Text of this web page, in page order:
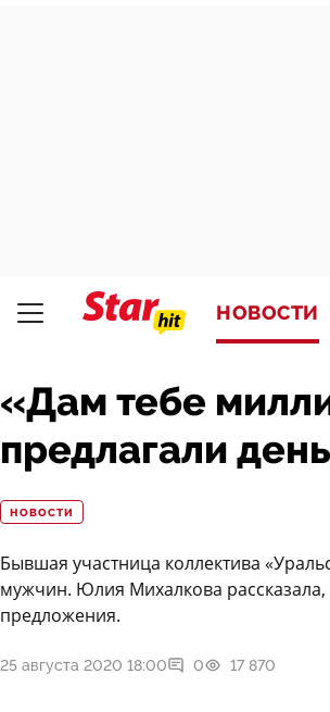
НОВОСТИ
«Дам тебе
предлагали
НОВОСТИ
Бывшая участница коллектива
мужчин. Юлия Михалкова
предложения.
25 августа 2020 18:00 0 17 870